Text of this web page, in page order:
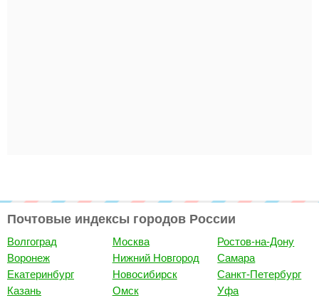
Почтовые индексы городов России
Волгоград
Воронеж
Екатеринбург
Казань
Москва
Нижний Новгород
Новосибирск
Омск
Ростов-на-Дону
Самара
Санкт-Петербург
Уфа